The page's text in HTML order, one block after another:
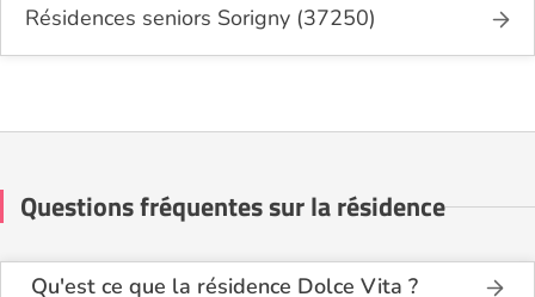
Résidences seniors Sorigny (37250)
Questions fréquentes sur la résidence
Qu'est ce que la résidence Dolce Vita ?